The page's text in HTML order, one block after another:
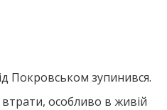
Покровськом зупинився.
втрати, особливо в живій